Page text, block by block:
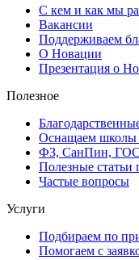
С кем и как мы
Вакансии
Поддерживаем
О Новации
Презентация о
Полезное
Оснащаем школы
ФЗ, СанПин,
Полезные
Частые вопросы
Услуги
Подбираем по
Помогаем с